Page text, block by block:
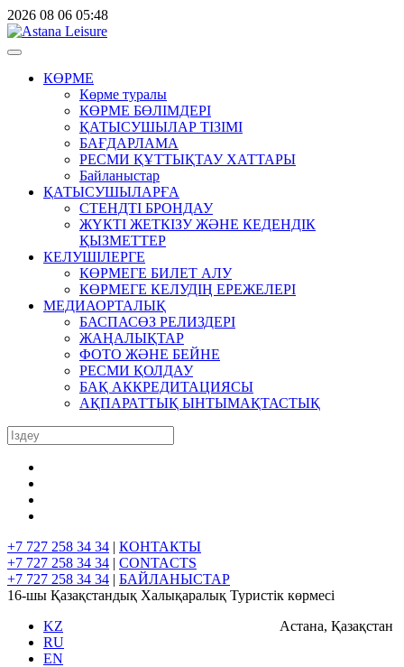
2026 08 06 05:48
КӨРМЕ
Көрме туралы
КӨРМЕ БӨЛІМДЕРІ
ҚАТЫСУШЫЛАР ТІЗІМІ
БАҒДАРЛАМА
РЕСМИ ҚҰТТЫҚТАУ ХАТТАРЫ
Байланыстар
ҚАТЫСУШЫЛАРҒА
СТЕНДТІ БРОНДАУ
ЖҮКТІ ЖЕТКІЗУ ЖӘНЕ КЕДЕНДІК
ҚЫЗМЕТТЕР
КЕЛУШІЛЕРГЕ
КӨРМЕГЕ БИЛЕТ АЛУ
КӨРМЕГЕ КЕЛУДІҢ ЕРЕЖЕЛЕРІ
МЕДИАОРТАЛЫҚ
БАСПАСӨЗ РЕЛИЗДЕРІ
ЖАҢАЛЫҚТАР
ФОТО ЖӘНЕ БЕЙНЕ
РЕСМИ ҚОЛДАУ
БАҚ АККРЕДИТАЦИЯСЫ
АҚПАРАТТЫҚ ЫНТЫМАҚТАСТЫҚ
+7 727 258 34 34 | КОНТАКТЫ
+7 727 258 34 34 | CONTACTS
+7 727 258 34 34 | БАЙЛАНЫСТАР
16-шы Қазақстандық Халықаралық Туристік көрмесі
Астана, Қазақстан
KZ
RU
EN